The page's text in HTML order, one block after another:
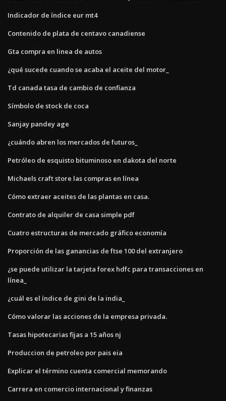
Indicador de índice eur mt4
Contenido de plata de centavo canadiense
Gta compra en linea de autos
¿qué sucede cuando se acaba el aceite del motor_
Td canada tasa de cambio de confianza
Símbolo de stock de coca
Sanjay pandey age
¿cuándo abren los mercados de futuros_
Petróleo de esquisto bituminoso en dakota del norte
Michaels craft store las compras en línea
Cómo extraer aceites de las plantas en casa.
Contrato de alquiler de casa simple pdf
Cuatro estructuras de mercado gráfico economía
Proporción de las ganancias de ftse 100 del extranjero
¿se puede utilizar la tarjeta forex hdfc para transacciones en
línea_
¿cuál es el índice de gini de la india_
Cómo valorar las acciones de la empresa privada.
Tasas hipotecarias fijas a 15 años nj
Produccion de petroleo por pais eia
Explicar el término cuenta comercial memorando
Carrera en comercio internacional y finanzas